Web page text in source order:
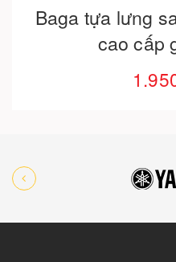
Baga tựa lưng
cao cấp